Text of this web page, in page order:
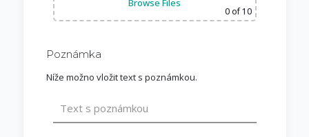
Browse Files
0of 10
Poznámka
Níže možno vložit text s poznámkou.